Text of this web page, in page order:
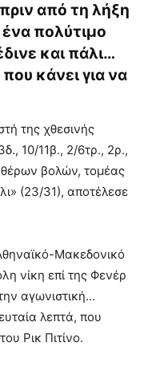
από τη λήξη
ένα πολύτιμο
και πάλι…
κάνει για να
της χθεσινής
10/11β., 2/6τρ., 2ρ.,
βολών, τομέας
(23/31), αποτέλεσε
Μακεδονικό
νίκη επί της Φενέρ
αγωνιστική…
λεπτά, που
Ρικ Πιτίνο.